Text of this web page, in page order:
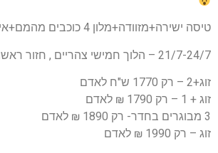
טיסה ישירה+מזוודה+מלון 4 כוכבים מהמם+אירוח חצי פנסיון
21/7-24/7 – הלוך חמישי צהריים , חזור ראשון צהריים
זוג+2 – רק 1770 ש"ח לאדם
זוג + 1 – רק 1790 ₪ לאדם
3 מבוגרים בחדר- רק 1890 ₪ לאדם
זוג – רק 1990 ₪ לאדם